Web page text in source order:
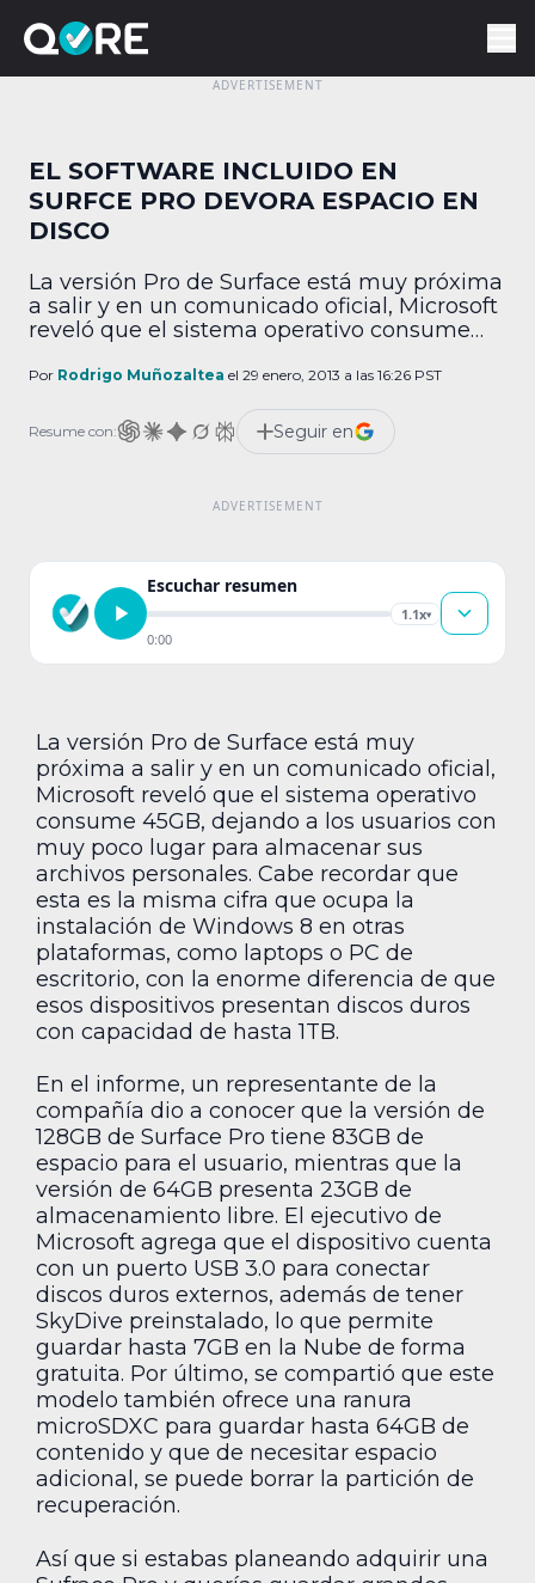
EL SOFTWARE INCLUIDO EN
SURFCE PRO DEVORA ESPACIO EN
DISCO
La versión Pro de Surface está muy próxima
a salir y en un comunicado oficial, Microsoft
reveló que el sistema operativo consume
lugar para almacenar sus archivos
misma cifra que ocupa la instalación de
Windows 8 en otras plataformas, como […]
Por Rodrigo Muñozaltea el 29 enero, 2013 a las 16:26 PST
Resume con: Seguir en
Escuchar resumen
1.1x▾
0:00
La versión Pro de Surface está muy
próxima a salir y en un comunicado oficial,
Microsoft reveló que el sistema operativo
consume 45GB, dejando a los usuarios con
muy poco lugar para almacenar sus
archivos personales. Cabe recordar que
esta es la misma cifra que ocupa la
instalación de Windows 8 en otras
plataformas, como laptops o PC de
escritorio, con la enorme diferencia de que
esos dispositivos presentan discos duros
con capacidad de hasta 1TB.
En el informe, un representante de la
compañía dio a conocer que la versión de
128GB de Surface Pro tiene 83GB de
espacio para el usuario, mientras que la
versión de 64GB presenta 23GB de
almacenamiento libre. El ejecutivo de
Microsoft agrega que el dispositivo cuenta
con un puerto USB 3.0 para conectar
discos duros externos, además de tener
SkyDive preinstalado, lo que permite
guardar hasta 7GB en la Nube de forma
gratuita. Por último, se compartió que este
modelo también ofrece una ranura
microSDXC para guardar hasta 64GB de
contenido y que de necesitar espacio
adicional, se puede borrar la partición de
recuperación.
Así que si estabas planeando adquirir una